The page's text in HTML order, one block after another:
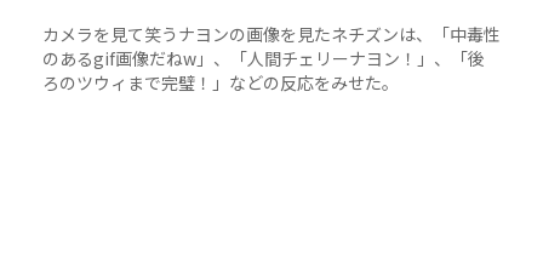
カメラを見て笑うナヨンの画像を見たネチズンは、「中毒性
のあるgif画像だねw」、「人間チェリーナヨン！」、「後
ろのツウィまで完璧！」などの反応をみせた。